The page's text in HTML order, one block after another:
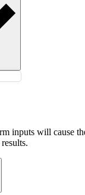
inputs will cause